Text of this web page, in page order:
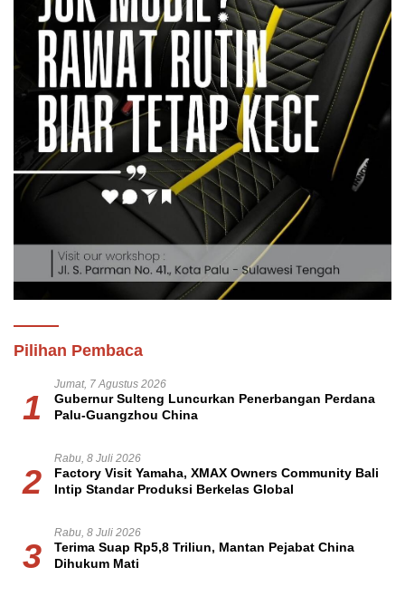
Pilihan Pembaca
1
Jumat, 7 Agustus 2026
Gubernur Sulteng Luncurkan Penerbangan Perdana
Palu-Guangzhou China
2
Rabu, 8 Juli 2026
Factory Visit Yamaha, XMAX Owners Community Bali
Intip Standar Produksi Berkelas Global
3
Rabu, 8 Juli 2026
Terima Suap Rp5,8 Triliun, Mantan Pejabat China
Dihukum Mati